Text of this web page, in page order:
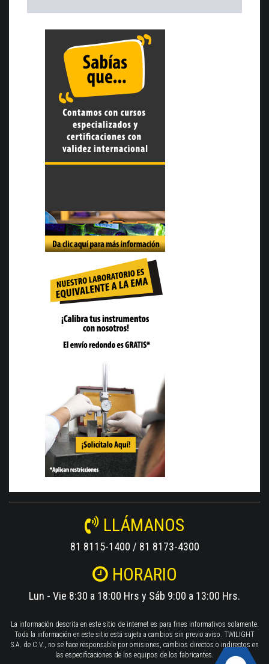
LLÁMANOS
81 8115-1400 / 81 8173-4300
HORARIO
Lun - Vie 8:30 a 18:00 Hrs y Sáb 9:00 a 13:00 Hrs.
La información descrita en este sitio de internet es para fines informativos solamente.
Toda la información en este sitio está sujeta a cambios sin previo aviso. TWILIGHT
S.A. de C.V., no se hace responsable por omisiones, cambios directos o indirectos en
las especificaciones de los equipos de los fabricantes.